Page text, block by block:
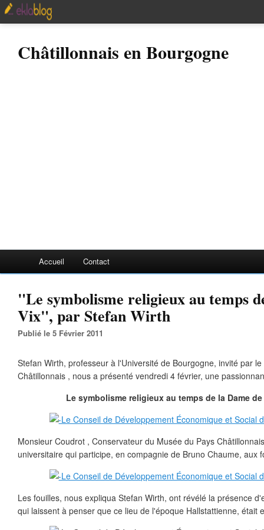
Châtillonnais en Bourgogne
Accueil Contact
"Le symbolisme religieux au temps
Vix", par Stefan Wirth
Publié le 5 Février 2011
Stefan Wirth, professeur à l'Université de Bourgogne, invité par
Châtillonnais , nous a présenté vendredi 4 février, une
Le symbolisme religieux au temps de la Dame
Monsieur Coudrot , Conservateur du Musée du Pays
universitaire qui participe, en compagnie de Bruno Chaume, aux
Les fouilles, nous expliqua Stefan Wirth, ont révélé la présence
qui laissent à penser que ce lieu de l'époque Hallstattienne, était